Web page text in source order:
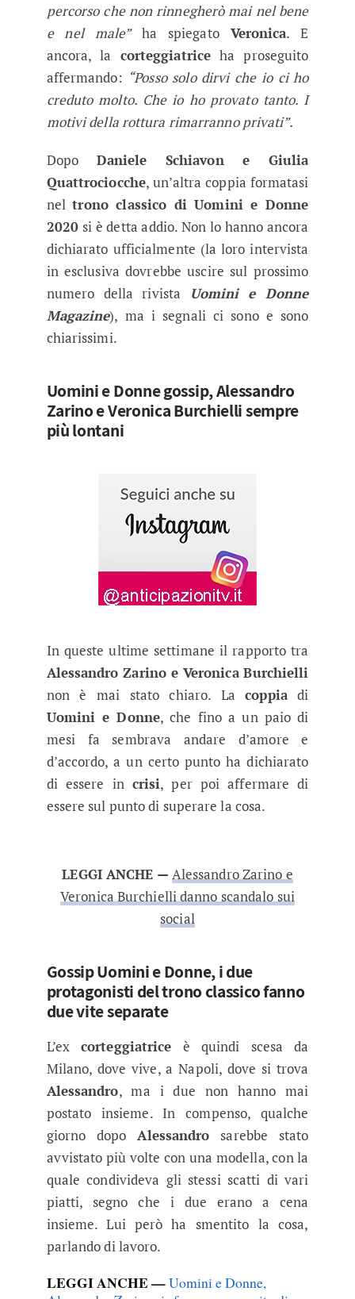
percorso che non rinnegherò mai nel bene
e nel male”ha spiegato Veronica. E
ancora, la corteggiatrice ha proseguito
affermando: “Posso solo dirvi che io ci ho
creduto molto. Che io ho provato tanto. I
motivi della rottura rimarranno privati”.
Dopo Daniele Schiavon e Giulia
Quattrociocche, un’altra coppia formatasi
neltrono classico di Uomini e Donne
2020si è detta addio. Non lo hanno ancora
dichiarato ufficialmente (la loro intervista
in esclusiva dovrebbe uscire sul prossimo
numero della rivista
Uomini e Donne
Magazine), ma i segnali ci sono e sono
chiarissimi.
Uomini e Donne gossip, Alessandro
Zarino e Veronica Burchielli sempre
più lontani
In queste ultime settimane il rapporto tra
Alessandro Zarino e Veronica Burchielli
non è mai stato chiaro. Lacoppiadi
Uomini e Donne, che fino a un paio di
mesi fa sembrava andare d’amore e
d’accordo, a un certo punto ha dichiarato
di essere in crisi, per poi affermare di
essere sul punto di superare la cosa.
LEGGI ANCHE — Alessandro Zarino e
Veronica Burchielli danno scandalo sui
social
Gossip Uomini e Donne, i due
protagonisti del trono classico fanno
due vite separate
L’excorteggiatrice è quindi scesa da
Milano, dove vive, a Napoli, dove si trova
Alessandro, ma i due non hanno mai
postato insieme. In compenso, qualche
giorno dopoAlessandro sarebbe stato
avvistato più volte con una modella, con la
quale condivideva gli stessi scatti di vari
piatti, segno che i due erano a cena
insieme. Lui però ha smentito la cosa,
parlando di lavoro.
LEGGI ANCHE —Uomini e Donne,